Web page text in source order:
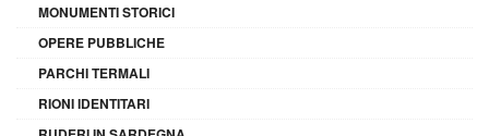
MONUMENTI STORICI
OPERE PUBBLICHE
PARCHI TERMALI
RIONI IDENTITARI